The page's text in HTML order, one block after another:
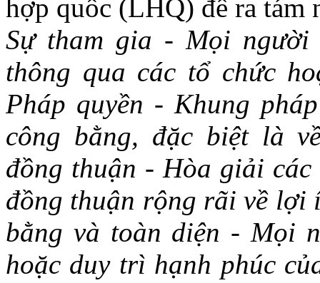
hợp quốc (LHQ) đề ra tám
Sự tham gia - Mọi
thông qua các tổ chức
Pháp quyền - Khung
công bằng, đặc biệt là
đồng thuận - Hòa giải
đồng thuận rộng rãi về lợi
bằng và toàn diện - Mọi
hoặc duy trì hạnh phúc